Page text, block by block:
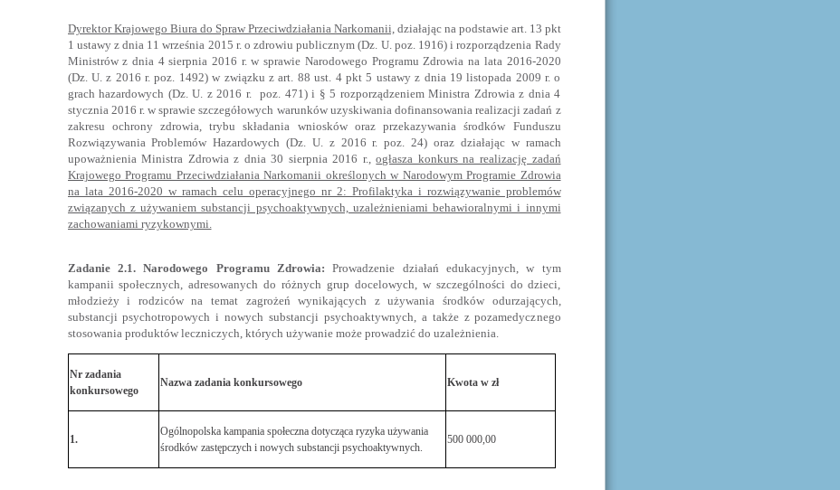
Dyrektor Krajowego Biura do Spraw Przeciwdziałania Narkomanii,działając na podstawie art. 13 pkt
1 ustawy z dnia 11 września 2015 r. o zdrowiu publicznym (Dz. U. poz. 1916) i rozporządzenia Rady
Ministrów z dnia 4 sierpnia 2016 r. w sprawie Narodowego Programu Zdrowia na lata 2016-2020
(Dz. U. z 2016 r. poz. 1492) w związku z art. 88 ust. 4 pkt 5 ustawy z dnia 19 listopada 2009 r. o
grach hazardowych (Dz. U. z 2016 r. poz. 471) i § 5 rozporządzeniem Ministra Zdrowia z dnia 4
stycznia 2016 r. w sprawie szczegółowych warunków uzyskiwania dofinansowania realizacji zadań z
zakresu ochrony zdrowia, trybu składania wniosków oraz przekazywania środków Funduszu
Rozwiązywania Problemów Hazardowych (Dz. U. z 2016 r. poz. 24) oraz działając w ramach
upoważnienia Ministra Zdrowia z dnia 30 sierpnia 2016 r.,ogłasza konkurs na realizację zadań
Krajowego Programu Przeciwdziałania Narkomanii określonych w Narodowym Programie Zdrowia
na lata 2016-2020 w ramach celu operacyjnego nr 2: Profilaktyka i rozwiązywanie problemów
związanych z używaniem substancji psychoaktywnych, uzależnieniami behawioralnymi i innymi
zachowaniami ryzykownymi.
Zadanie 2.1. Narodowego Programu Zdrowia:Prowadzenie działań edukacyjnych, w tym
kampanii społecznych, adresowanych do różnych grup docelowych, w szczególności do dzieci,
młodzieży i rodziców na temat zagrożeń wynikających z używania środków odurzających,
substancji psychotropowych i nowych substancji psychoaktywnych, a także z pozamedycznego
stosowania produktów leczniczych, których używanie może prowadzić do uzależnienia.
Nr zadania
konkursowego
Nazwa zadania konkursowego Kwota w zł
1.
Ogólnopolska kampania społeczna dotycząca ryzyka używania
środków zastępczych i nowych substancji psychoaktywnych.
500 000,00